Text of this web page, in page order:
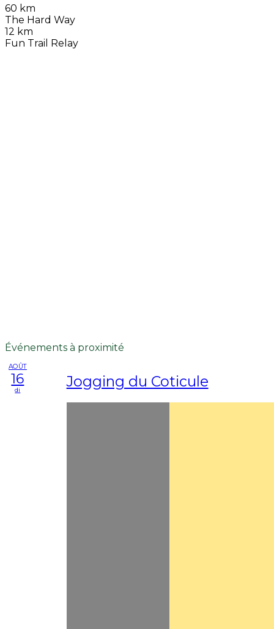
60 km
The Hard Way
12 km
Fun Trail Relay
Événements à proximité
AOÛT
16
di Jogging du Coticule